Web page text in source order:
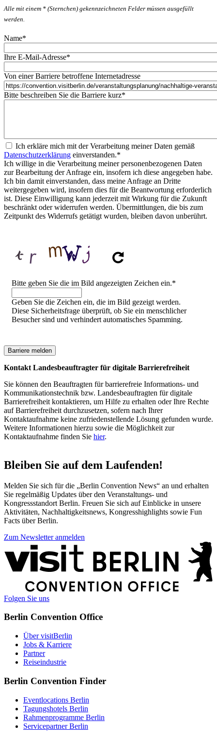
Alle mit einem * (Sternchen) gekennzeichneten Felder müssen ausgefüllt
werden.
Name*
Ihre E-Mail-Adresse*
Von einer Barriere betroffene Internetadresse
Bitte beschreiben Sie die Barriere kurz*
Ich erkläre mich mit der Verarbeitung meiner Daten gemäß
Datenschutzerklärung einverstanden.*
Ich willige in die Verarbeitung meiner personenbezogenen Daten
zur Bearbeitung der Anfrage ein, insofern ich diese angegeben habe.
Ich bin damit einverstanden, dass meine Anfrage an Dritte
weitergegeben wird, insofern dies für die Beantwortung erforderlich
ist. Diese Einwilligung kann jederzeit mit Wirkung für die Zukunft
beschränkt oder widerrufen werden. Übermittlungen, die bis zum
Zeitpunkt des Widerrufs getätigt wurden, bleiben davon unberührt.
Bitte geben Sie die im Bild angezeigten Zeichen ein.*
Geben Sie die Zeichen ein, die im Bild gezeigt werden.
Diese Sicherheitsfrage überprüft, ob Sie ein menschlicher
Besucher sind und verhindert automatisches Spamming.
Kontakt Landesbeauftragter für digitale Barrierefreiheit
Sie können den Beauftragten für barrierefreie Informations- und
Kommunikationstechnik bzw. Landesbeauftragten für digitale
Barrierefreiheit kontaktieren, um Hilfe zu erhalten oder Ihre Rechte
auf Barrierefreiheit durchzusetzen, sofern nach Ihrer
Kontaktaufnahme keine zufriedenstellende Lösung gefunden wurde.
Weitere Informationen hierzu sowie die Möglichkeit zur
Kontaktaufnahme finden Sie hier.
Bleiben Sie auf dem Laufenden!
Melden Sie sich für die „Berlin Convention News“ an und erhalten
Sie regelmäßig Updates über den Veranstaltungs- und
Kongressstandort Berlin. Freuen Sie sich auf Einblicke in unsere
Aktivitäten, Nachhaltigkeitsnews, Kongresshighlights sowie Fun
Facts über Berlin.
Zum Newsletter anmelden
Weitere
Informationen
Folgen Sie uns
Berlin Convention Office
Über visitBerlin
Jobs & Karriere
Partner
Reiseindustrie
Berlin Convention Finder
Eventlocations Berlin
Tagungshotels Berlin
Rahmenprogramme Berlin
Servicepartner Berlin